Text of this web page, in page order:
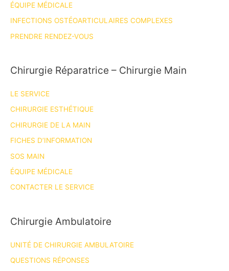
ÉQUIPE MÉDICALE
INFECTIONS OSTÉOARTICULAIRES COMPLEXES
PRENDRE RENDEZ-VOUS
Chirurgie Réparatrice – Chirurgie Main
LE SERVICE
CHIRURGIE ESTHÉTIQUE
CHIRURGIE DE LA MAIN
FICHES D’INFORMATION
SOS MAIN
ÉQUIPE MÉDICALE
CONTACTER LE SERVICE
Chirurgie Ambulatoire
UNITÉ DE CHIRURGIE AMBULATOIRE
QUESTIONS RÉPONSES